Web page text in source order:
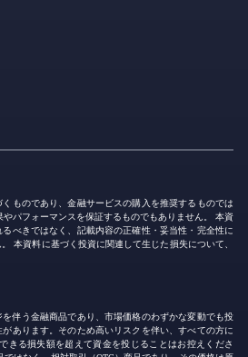
ものであり、金融サービスの購入を推奨するものでは
パフォーマンスを保証するものでもありません。 本資
べきではなく、記載内容の正確性・妥当性・完全性に
本資料に基づく投資に関連して生じた損失について、
伴う金融商品であり、市場価格のわずかな変動でも投
あります。そのため高いリスクを伴い、すべての方に
きる損失額を超えて資金を投じることはお控えくださ